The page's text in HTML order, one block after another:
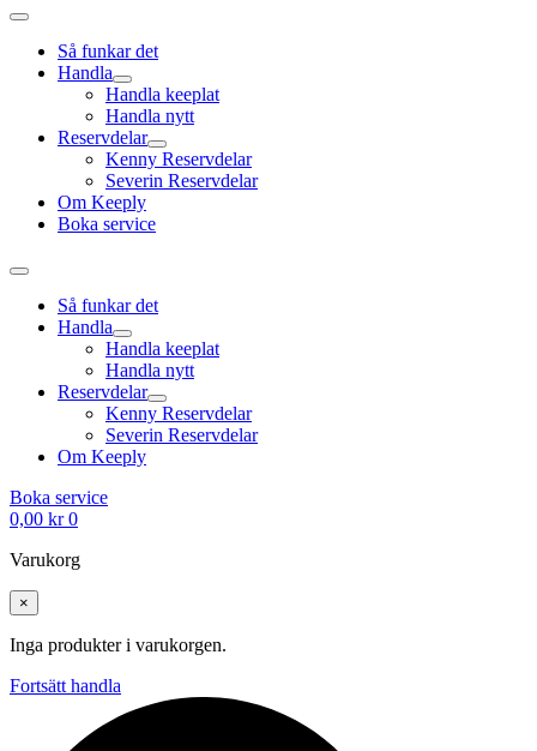
Så funkar det
Handla
Handla keeplat
Handla nytt
Reservdelar
Kenny Reservdelar
Severin Reservdelar
Om Keeply
Boka service
Så funkar det
Handla
Handla keeplat
Handla nytt
Reservdelar
Kenny Reservdelar
Severin Reservdelar
Om Keeply
Boka service
0,00 kr 0
Varukorg
×
Inga produkter i varukorgen.
Fortsätt handla